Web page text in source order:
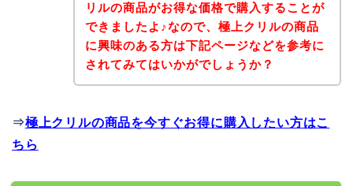
リルの商品がお得な価格で購入することが
できましたよ♪なので、極上クリルの商品
に興味のある方は下記ページなどを参考に
されてみてはいかがでしょうか？
⇒極上クリルの商品を今すぐお得に購入したい方はこ
ちら